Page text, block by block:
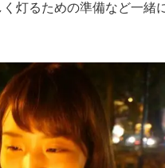
灯るための準備など一緒